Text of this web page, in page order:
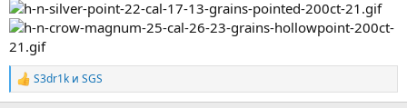
R
e
S3dr1k и SGS